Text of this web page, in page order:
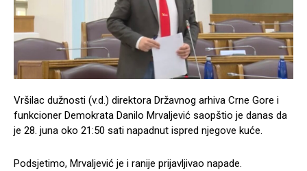
Vršilac dužnosti (v.d.) direktora Državnog arhiva Crne Gore i
funkcioner Demokrata Danilo Mrvaljević saopštio je danas da
je 28. juna oko 21:50 sati napadnut ispred njegove kuće.
Podsjetimo, Mrvaljević je i ranije prijavljivao napade.